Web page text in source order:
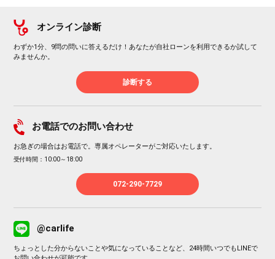
オンライン診断
わずか1分、9問の問いに答えるだけ！あなたが自社ローンを利用できるか試して
みませんか。
診断する
お電話でのお問い合わせ
お急ぎの場合はお電話で。専属オペレーターがご対応いたします。
受付時間：10:00～18:00
072-290-7729
@carlife
ちょっとした分からないことや気になっていることなど、24時間いつでもLINEで